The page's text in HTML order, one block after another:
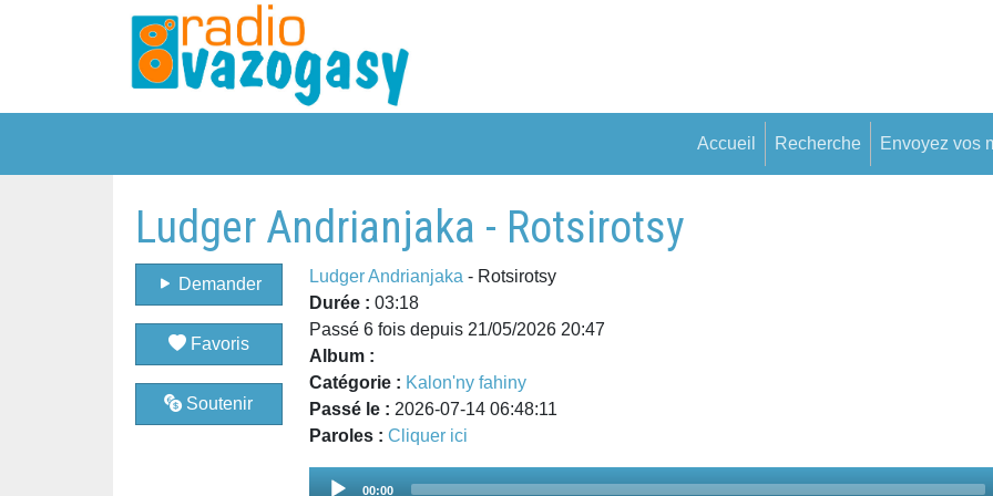
Accueil Recherche Envoyez vos
Ludger Andrianjaka - Rotsirotsy
Demander
Favoris
Soutenir
Ludger Andrianjaka - Rotsirotsy
Durée : 03:18
Passé 6 fois depuis 21/05/2026 20:47
Album :
Catégorie : Kalon'ny fahiny
Passé le : 2026-07-14 06:48:11
Paroles : Cliquer ici
Audio
00:00